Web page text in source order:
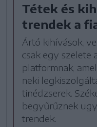
Tétek és
trendek a
Ártó kihívások,
csak egy szelete
platformnak,
neki
tinédzserek.
begyűrűznek
trendek.